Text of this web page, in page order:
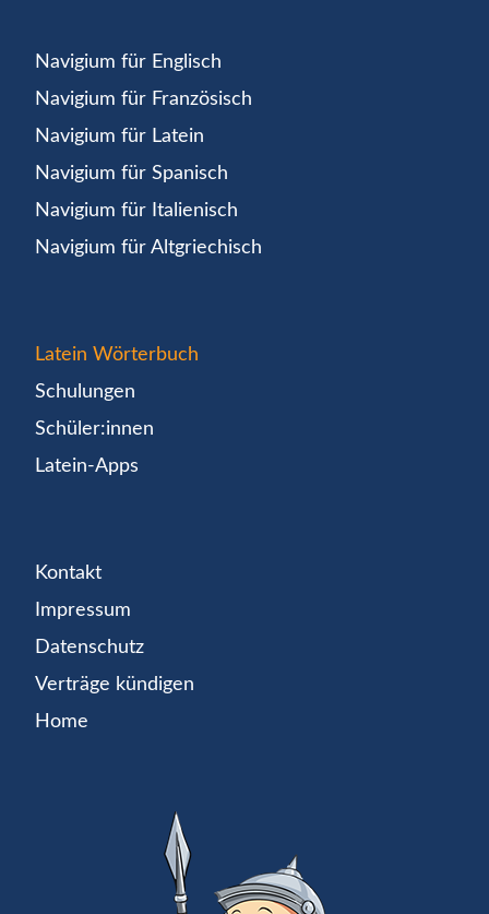
Navigium für Englisch
Navigium für Französisch
Navigium für Latein
Navigium für Spanisch
Navigium für Italienisch
Navigium für Altgriechisch
Latein Wörterbuch
Schulungen
Schüler:innen
Latein-Apps
Kontakt
Impressum
Datenschutz
Verträge kündigen
Home